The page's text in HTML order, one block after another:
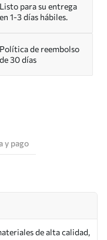
Listo para su entrega
en 1-3 días hábiles.
Política de reembolso
de 30 días
y pago
de alta calidad,